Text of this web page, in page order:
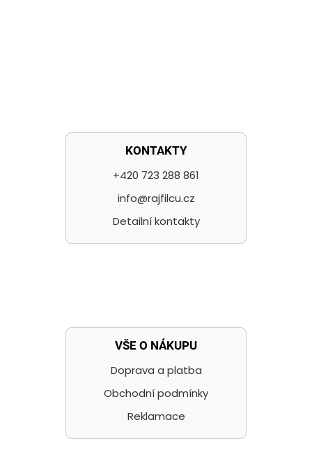
KONTAKTY
+420 723 288 861
info@rajfilcu.cz
Detailní kontakty
VŠE O NÁKUPU
Doprava a platba
Obchodní podmínky
Reklamace